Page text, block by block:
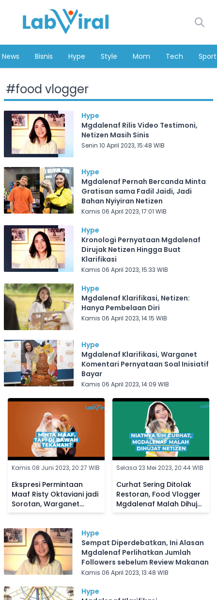
News Bisnis Hype Style Mom Tech Sport
#food vlogger
Hype
Mgdalenaf Rilis Video Testimoni,
Netizen Masih Sinis
Senin 10 April 2023, 15:48 WIB
Hype
Mgdalenaf Pernah Bercanda Minta
Gratisan sama Fadil Jaidi, Jadi
Bahan Nyiyiran Netizen
Kamis 06 April 2023, 17:01 WIB
Hype
Kronologi Pernyataan Mgdalenaf
Dirujak Netizen Hingga Buat
Klarifikasi
Kamis 06 April 2023, 15:33 WIB
Hype
Mgdalenaf Klarifikasi, Netizen:
Hanya Pembelaan Diri
Kamis 06 April 2023, 14:15 WIB
Hype
Mgdalenaf Klarifikasi, Warganet
Komentari Pernyataan Soal Inisiatif
Bayar
Kamis 06 April 2023, 14:09 WIB
Kamis 08 Juni 2023, 20:27 WIB
Ekspresi Permintaan
Maaf Risty Oktaviani jadi
Sorotan, Warganet
Curiga Ada Tekanan
Selasa 23 Mei 2023, 20:44 WIB
Curhat Sering Ditolak
Restoran, Food Vlogger
Mgdalenaf Malah Dihujat
Netizen
Hype
Sempat Diperdebatkan, Ini Alasan
Mgdalenaf Perlihatkan Jumlah
Followers sebelum Review Makanan
Kamis 06 April 2023, 13:48 WIB
Hype